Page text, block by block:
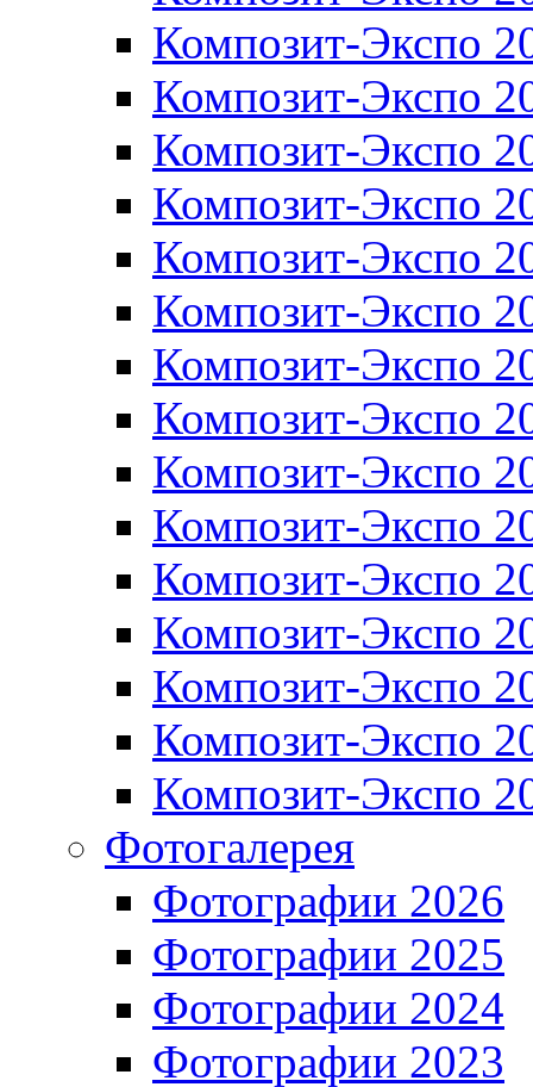
Композит-Экспо
Композит-Экспо
Композит-Экспо
Композит-Экспо
Композит-Экспо
Композит-Экспо
Композит-Экспо
Композит-Экспо
Композит-Экспо
Композит-Экспо
Композит-Экспо
Композит-Экспо
Композит-Экспо
Композит-Экспо
Композит-Экспо
Фотогалерея
Фотографии 2026
Фотографии 2025
Фотографии 2024
Фотографии 2023